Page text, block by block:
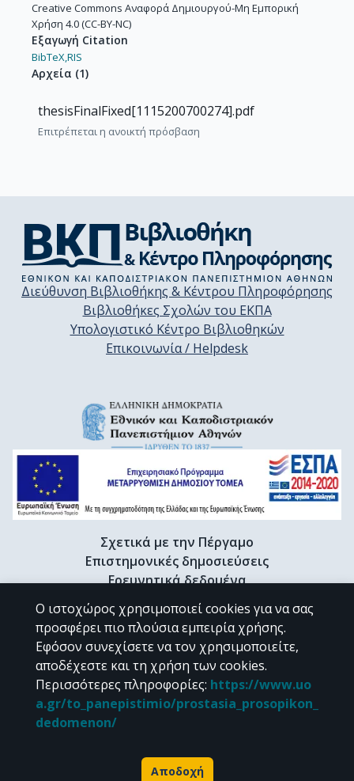
Creative Commons Αναφορά Δημιουργού-Μη Εμπορική
Χρήση 4.0 (CC-BY-NC)
Εξαγωγή Citation
BibTeX,RIS
Αρχεία (1)
thesisFinalFixed[1115200700274].pdf
Επιτρέπεται η ανοικτή πρόσβαση
Διεύθυνση Βιβλιοθήκης & Κέντρου Πληροφόρησης
Βιβλιοθήκες Σχολών του ΕΚΠΑ
Υπολογιστικό Κέντρο Βιβλιοθηκών
Επικοινωνία / Helpdesk
Σχετικά με την Πέργαμο
Επιστημονικές δημοσιεύσεις
Ερευνητικά δεδομένα
Διδακτορικές διατριβές & Γκρίζα βιβλιογραφία
Προφίλ Ερευνητή
CC BY-NC 4.0
Εκτός αν αναφέρεται διαφορετικά, το υλικό της "Περγάμου" διατίθεται
Powered by
Ο ιστοχώρος χρησιμοποιεί cookies για να σας
προσφέρει πιο πλούσια εμπειρία χρήσης.
Εφόσον συνεχίσετε να τον χρησιμοποιείτε,
αποδέχεστε και τη χρήση των cookies.
Περισσότερες πληροφορίες: https://www.uo
a.gr/to_panepistimio/prostasia_prosopikon_
dedomenon/
Αποδοχή